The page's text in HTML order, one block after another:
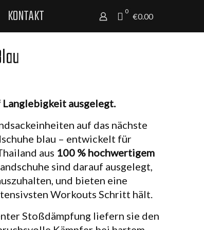
KONTAKT 0
€0.00
Langlebigkeit ausgelegt.
auf das nächste
blau – entwickelt für
aus 100 % hochwertigem
sind darauf ausgelegt,
und bieten eine
Workouts Schritt hält.
Stoßdämpfung liefern sie den